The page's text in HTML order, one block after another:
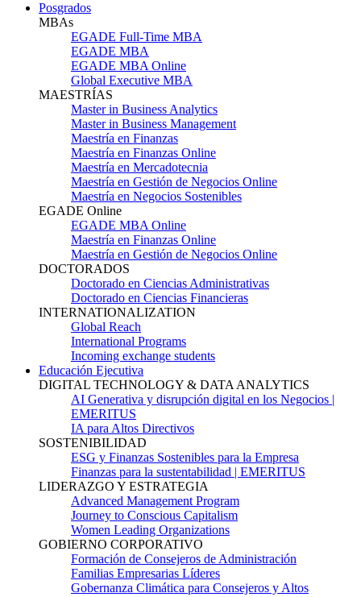
Posgrados
MBAs
EGADE Full-Time MBA
EGADE MBA
EGADE MBA Online
Global Executive MBA
MAESTRÍAS
Master in Business Analytics
Master in Business Management
Maestría en Finanzas
Maestría en Finanzas Online
Maestría en Mercadotecnia
Maestría en Gestión de Negocios Online
Maestría en Negocios Sostenibles
EGADE Online
EGADE MBA Online
Maestría en Finanzas Online
Maestría en Gestión de Negocios Online
DOCTORADOS
Doctorado en Ciencias Administrativas
Doctorado en Ciencias Financieras
INTERNATIONALIZATION
Global Reach
International Programs
Incoming exchange students
Educación Ejecutiva
DIGITAL TECHNOLOGY & DATA ANALYTICS
AI Generativa y disrupción digital en los Negocios |
EMERITUS
IA para Altos Directivos
SOSTENIBILIDAD
ESG y Finanzas Sostenibles para la Empresa
Finanzas para la sustentabilidad | EMERITUS
LIDERAZGO Y ESTRATEGIA
Advanced Management Program
Journey to Conscious Capitalism
Women Leading Organizations
GOBIERNO CORPORATIVO
Formación de Consejeros de Administración
Familias Empresarias Líderes
Gobernanza Climática para Consejeros y Altos